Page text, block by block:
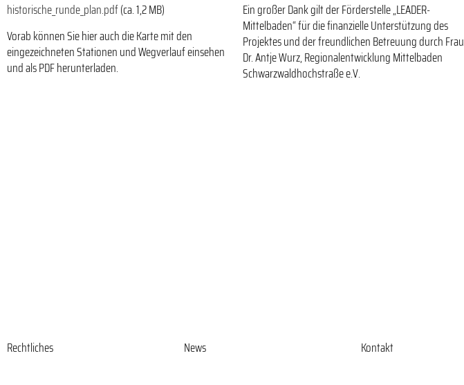
historische_runde_plan.pdf(ca. 1,2 MB)
Vorab können Sie hier auch die Karte mit den
eingezeichneten Stationen und Wegverlauf einsehen
und als PDF herunterladen.
Ein großer Dank gilt der Förderstelle „LEADER-
Mittelbaden“ für die finanzielle Unterstützung des
Projektes und der freundlichen Betreuung durch Frau
Dr. Antje Wurz, Regionalentwicklung Mittelbaden
Schwarzwaldhochstraße e.V.
Rechtliches News Kontakt